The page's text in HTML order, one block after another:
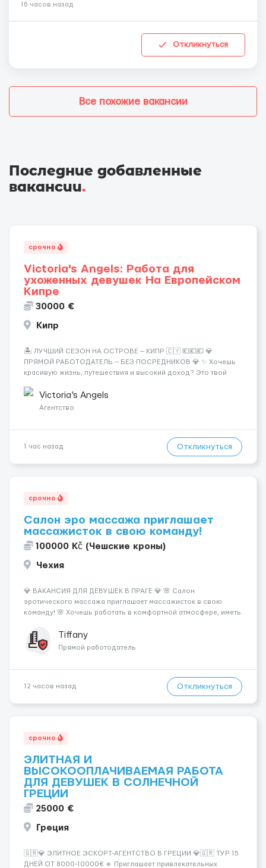
16 часов назад
Откликнуться
Все похожие вакансии
Последние добавленные
вакансии.
срочно
Victoria's Angels: Работа для
ухоженных девушек На Европейском
Кипре
30000 €
Кипр
🏝️ ЛУЧШИЙ СЕЗОН НА ОСТРОВЕ — КИПР 🇨🇾 💶💶💶 💎
ПРЯМОЙ РАБОТОДАТЕЛЬ — БЕЗ ПОСРЕДНИКОВ 💎 ✨ Хочешь
красивую жизнь, путешествия и высокий доход? Это твой
Опытная команда с годами практики — Стабильный поток
клиентов (без ...
Victoria's Angels
Агентство
1 час назад Откликнуться
срочно
Салон эро массажа приглашает
массажисток в свою команду!
100000 Kč (Чешские кроны)
Чехия
💎 ВАКАНСИЯ ДЛЯ ДЕВУШЕК В ПРАГЕ 💎 🌸 Салон
эротического массажа приглашает массажисток в свою
команду! 🌸 Хочешь работать в комфортной атмосфере, иметь
Тогда мы ждём именно тебя! 💆‍♀️✨ 💰 ЧТО МЫ ПРЕДЛАГАЕМ: 🔥
Доход от 4 000 €...
Tiffany
Прямой работодатель
12 часов назад Откликнуться
срочно
ЭЛИТНАЯ И
ВЫСОКООПЛАЧИВАЕМАЯ РАБОТА
ДЛЯ ДЕВУШЕК В СОЛНЕЧНОЙ
ГРЕЦИИ
25000 €
Греция
🇬🇷💎 ЭЛИТНОЕ ЭСКОРТ-АГЕНТСТВО В ГРЕЦИИ 💎🇬🇷 ТУР 15
ДНЕЙ ОТ 8000-10000€ 🔹 Приглашает привлекательных